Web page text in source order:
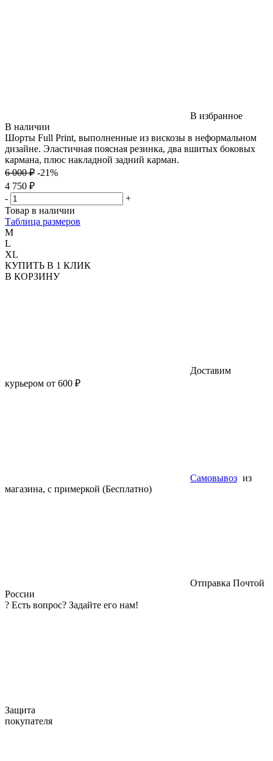
В избранное
В наличии
Шорты Full Print, выполненные из вискозы в неформальном
дизайне. Эластичная поясная резинка, два вшитых боковых
кармана, плюс накладной задний карман.
6 000 ₽ -21%
4 750 ₽
-
+
Товар в наличии
Таблица размеров
M
L
XL
КУПИТЬ В 1 КЛИК
В КОРЗИНУ
Доставим
курьером от 600 ₽
Самовывоз из
магазина, с примеркой (Бесплатно)
Отправка Почтой
России
? Есть вопрос? Задайте его нам!
Защита
покупателя